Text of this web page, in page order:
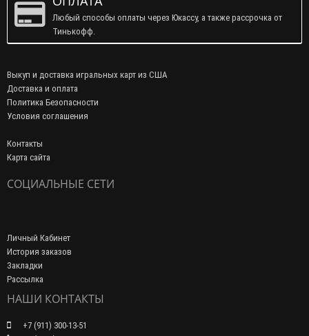
Любый способы оплаты через Юкассу, а также рассрочка от
Тинькофф.
Выкуп и доставка игральных карт из США
Доставка и оплата
Политика Безопасности
Условия соглашения
Контакты
Карта сайта
СОЦИАЛЬНЫЕ СЕТИ
Личный Кабинет
История заказов
Закладки
Рассылка
НАШИ КОНТАКТЫ
+7 (911) 300-13-51